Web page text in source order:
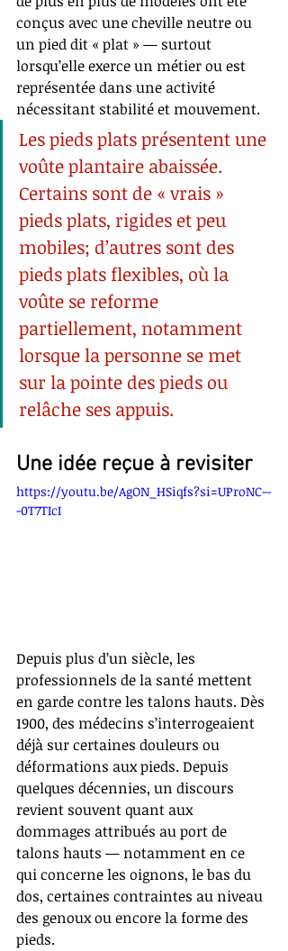
conçus avec une cheville neutre ou
un pied dit « plat » — surtout
lorsqu’elle exerce un métier ou est
représentée dans une activité
nécessitant stabilité et mouvement.
Les pieds plats présentent une
voûte plantaire abaissée.
Certains sont de « vrais »
pieds plats, rigides et peu
mobiles; d’autres sont des
pieds plats flexibles, où la
voûte se reforme
partiellement, notamment
lorsque la personne se met
sur la pointe des pieds ou
relâche ses appuis.
Une idée reçue à revisiter
https://youtu.be/AgON_HSiqfs?si=UProNC--
-0T7TIcI
Depuis plus d’un siècle, les
professionnels de la santé mettent
en garde contre les talons hauts. Dès
1900, des médecins s’interrogeaient
déjà sur certaines douleurs ou
déformations aux pieds. Depuis
quelques décennies, un discours
revient souvent quant aux
dommages attribués au port de
talons hauts — notamment en ce
qui concerne les oignons, le bas du
dos, certaines contraintes au niveau
des genoux ou encore la forme des
pieds.